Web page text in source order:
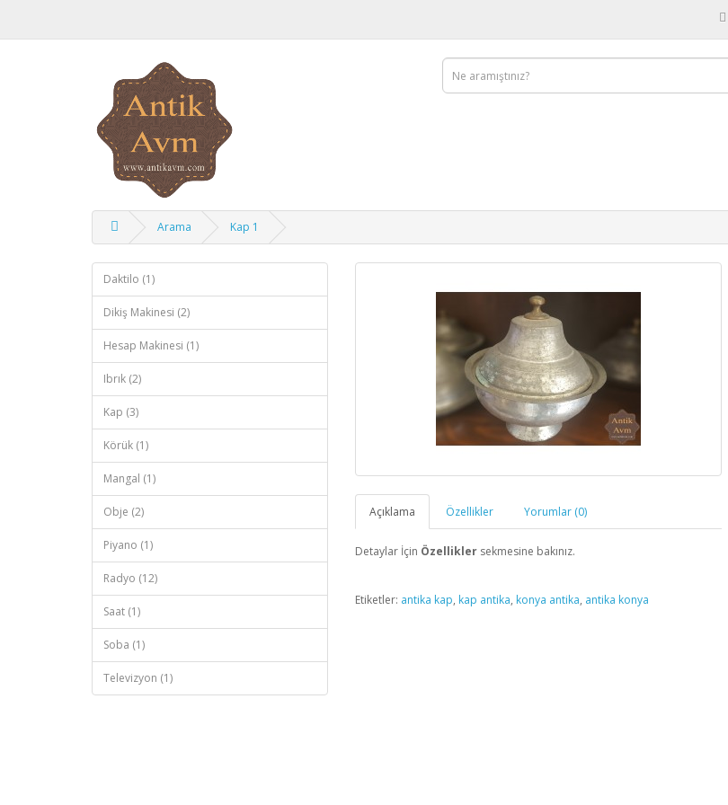
Arama Kap 1
Daktilo (1)
Dikiş Makinesi (2)
Hesap Makinesi (1)
Ibrık (2)
Kap (3)
Körük (1)
Mangal (1)
Obje (2)
Piyano (1)
Radyo (12)
Saat (1)
Soba (1)
Televizyon (1)
Açıklama Özellikler Yorumlar (0)
Detaylar İçin Özellikler sekmesine bakınız.
Etiketler: antika kap, kap antika, konya antika, antika konya